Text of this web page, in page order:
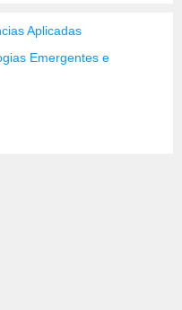
Aplicadas
Emergentes e